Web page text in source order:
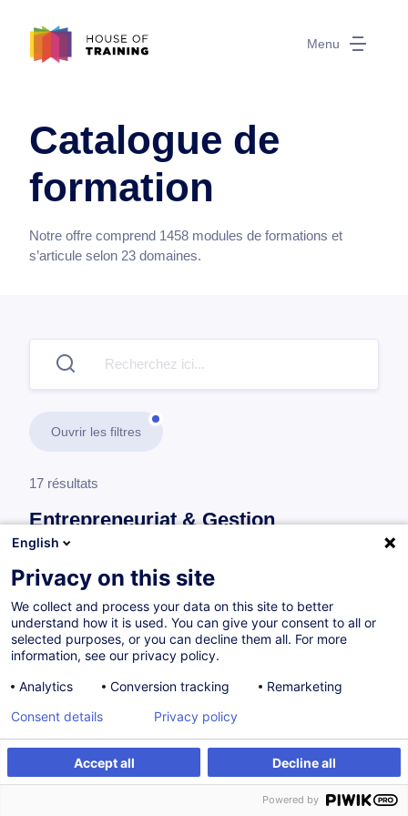
Menu
Catalogue de
formation
Notre offre comprend 1458 modules de formations et
s’articule selon 23 domaines.
Ouvrir les filtres
17 résultats
Entrepreneuriat & Gestion
d’Entreprise
En savoir plus
test
Consultez toute l'offreEntrepreneuriat &
Gestion d’Entreprise ici.
Évaluation des entreprises et des
English
Privacy on this site
We collect and process your data on this site to better
understand how it is used. You can give your consent to all or
selected purposes, or you can decline them all. For more
information, see our privacy policy.
Analytics
Conversion tracking Remarketing
Accept all Decline all
Consent details Privacy policy
Powered by